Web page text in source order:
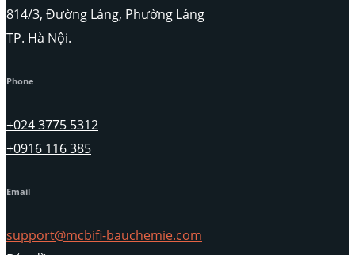
814/3, Đường Láng, Phường Láng
TP. Hà Nội.
Phone
+024 3775 5312
+0916 116 385
Email
support@mcbifi-bauchemie.com